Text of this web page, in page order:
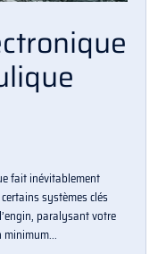
fait inévitablement
systèmes clés
paralysant votre
minimum...